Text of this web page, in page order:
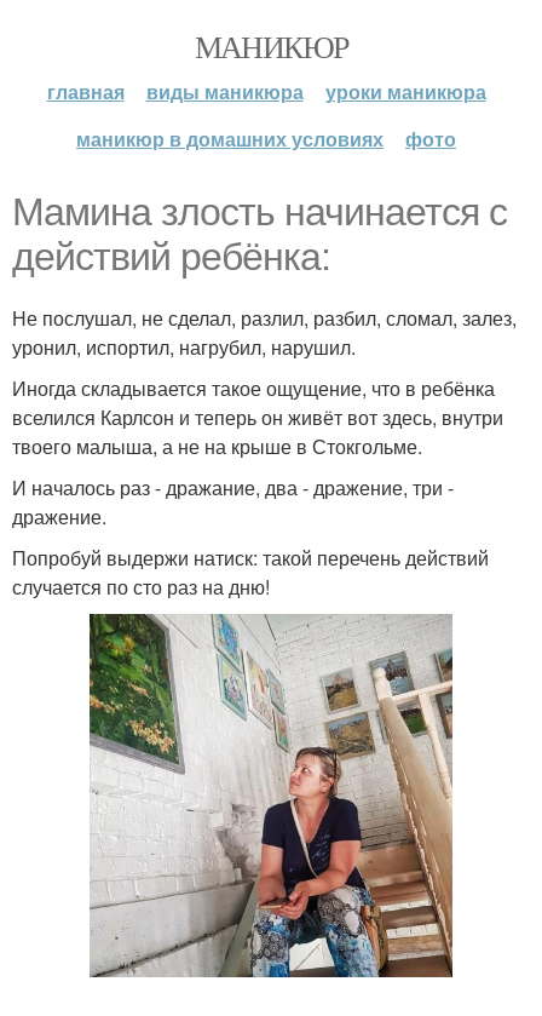
МАНИКЮР
главная виды маникюра
уроки маникюра
маникюр в домашних условиях
фото
Мамина злость начинается с
действий ребёнка:
Не послушал, не сделал, разлил, разбил, сломал, залез,
уронил, испортил, нагрубил, нарушил.
Иногда складывается такое ощущение, что в ребёнка
вселился Карлсон и теперь он живёт вот здесь, внутри
твоего малыша, а не на крыше в Стокгольме.
И началось раз - дражание, два - дражение, три -
дражение.
Попробуй выдержи натиск: такой перечень действий
случается по сто раз на дню!